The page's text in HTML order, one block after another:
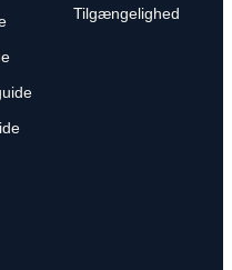
Tilgængelighed